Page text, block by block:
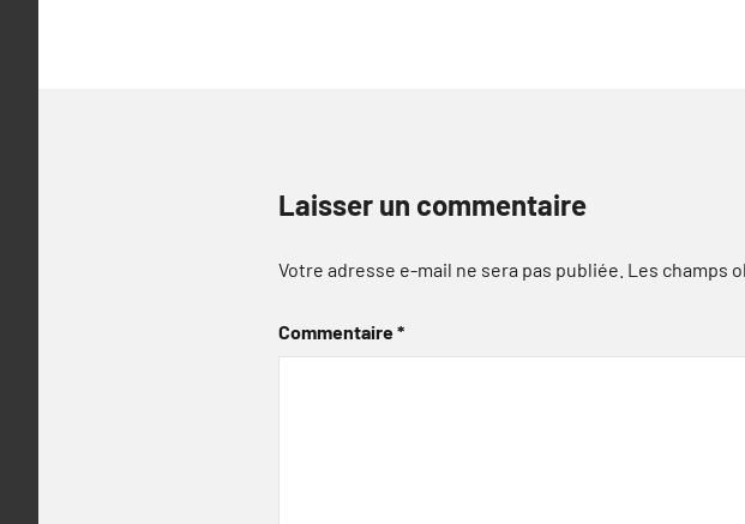
Laisser un commentaire
Votre adresse e-mail ne sera pas publiée. Les champs
Commentaire*